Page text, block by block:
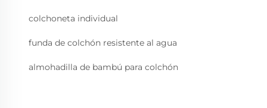
colchoneta individual
funda de colchón resistente al agua
almohadilla de bambú para colchón